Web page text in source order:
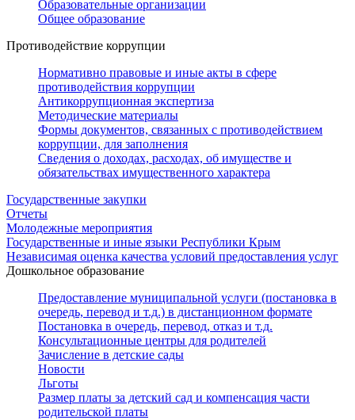
Образовательные организации
Общее образование
Противодействие коррупции
Нормативно правовые и иные акты в сфере
противодействия коррупции
Антикоррупционная экспертиза
Методические материалы
Формы документов, связанных с противодействием
коррупции, для заполнения
Сведения о доходах, расходах, об имуществе и
обязательствах имущественного характера
Государственные закупки
Отчеты
Молодежные мероприятия
Государственные и иные языки Республики Крым
Независимая оценка качества условий предоставления услуг
Дошкольное образование
Предоставление муниципальной услуги (постановка в
очередь, перевод и т.д.) в дистанционном формате
Постановка в очередь, перевод, отказ и т.д.
Консультационные центры для родителей
Зачисление в детские сады
Новости
Льготы
Размер платы за детский сад и компенсация части
родительской платы